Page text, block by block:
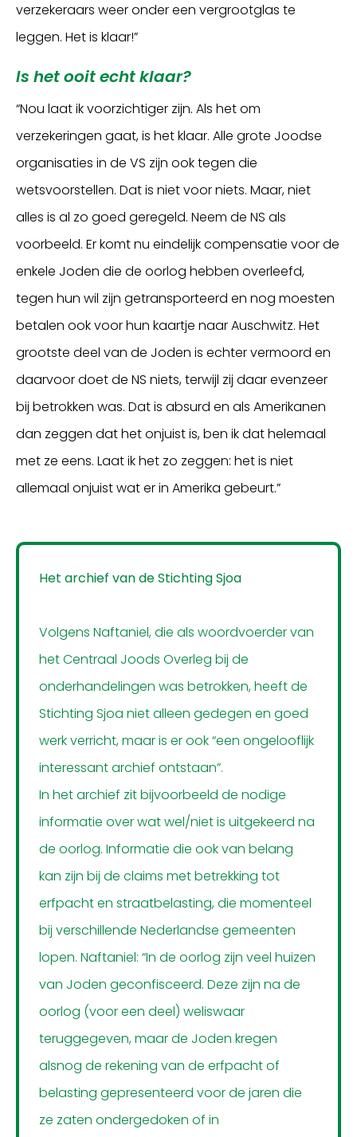
verzekeraars weer onder een vergrootglas te
leggen. Het is klaar!”
Is het ooit echt klaar?
“Nou laat ik voorzichtiger zijn. Als het om
verzekeringen gaat, is het klaar. Alle grote Joodse
organisaties in de VS zijn ook tegen die
wetsvoorstellen. Dat is niet voor niets. Maar, niet
alles is al zo goed geregeld. Neem de NS als
voorbeeld. Er komt nu eindelijk compensatie voor de
enkele Joden die de oorlog hebben overleefd,
tegen hun wil zijn getransporteerd en nog moesten
betalen ook voor hun kaartje naar Auschwitz. Het
grootste deel van de Joden is echter vermoord en
daarvoor doet de NS niets, terwijl zij daar evenzeer
bij betrokken was. Dat is absurd en als Amerikanen
dan zeggen dat het onjuist is, ben ik dat helemaal
met ze eens. Laat ik het zo zeggen: het is niet
allemaal onjuist wat er in Amerika gebeurt.”
Het archief van de Stichting Sjoa
Volgens Naftaniel, die als woordvoerder van
het Centraal Joods Overleg bij de
onderhandelingen was betrokken, heeft de
Stichting Sjoa niet alleen gedegen en goed
werk verricht, maar is er ook “een ongelooflijk
interessant archief ontstaan”.
In het archief zit bijvoorbeeld de nodige
informatie over wat wel/niet is uitgekeerd na
de oorlog. Informatie die ook van belang
kan zijn bij de claims met betrekking tot
erfpacht en straatbelasting, die momenteel
bij verschillende Nederlandse gemeenten
lopen. Naftaniel: “In de oorlog zijn veel huizen
van Joden geconfisceerd. Deze zijn na de
oorlog (voor een deel) weliswaar
teruggegeven, maar de Joden kregen
alsnog de rekening van de erfpacht of
belasting gepresenteerd voor de jaren die
ze zaten ondergedoken of in